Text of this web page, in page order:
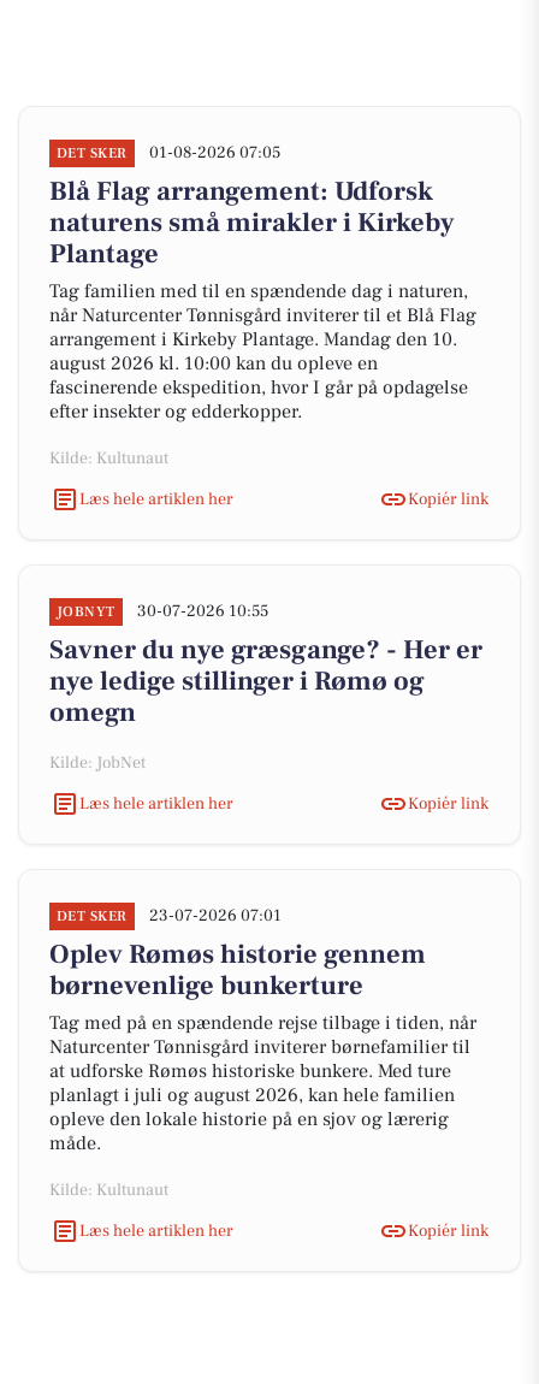
DET SKER 01-08-2026 07:05
Blå Flag arrangement: Udforsk
naturens små mirakler i Kirkeby
Plantage
Tag familien med til en spændende dag i naturen,
når Naturcenter Tønnisgård inviterer til et Blå Flag
arrangement i Kirkeby Plantage. Mandag den 10.
august 2026 kl. 10:00 kan du opleve en
fascinerende ekspedition, hvor I går på opdagelse
efter insekter og edderkopper.
Kilde: Kultunaut
Læs hele artiklen her
Kopiér link
JOBNYT 30-07-2026 10:55
Savner du nye græsgange? - Her er
nye ledige stillinger i Rømø og
omegn
Kilde: JobNet
Læs hele artiklen her
Kopiér link
DET SKER 23-07-2026 07:01
Oplev Rømøs historie gennem
børnevenlige bunkerture
Tag med på en spændende rejse tilbage i tiden, når
Naturcenter Tønnisgård inviterer børnefamilier til
at udforske Rømøs historiske bunkere. Med ture
planlagt i juli og august 2026, kan hele familien
opleve den lokale historie på en sjov og lærerig
måde.
Kilde: Kultunaut
Læs hele artiklen her
Kopiér link